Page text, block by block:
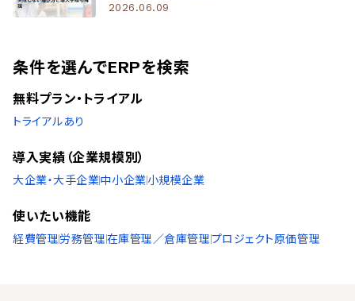
2026.06.09
条件を選んでERPを検索
無料プラン・トライアル
トライアルあり
導入実績（企業規模別）
大企業・大手企業中小企業小規模企業
使いたい機能
経費管理労務管理在庫管理／倉庫管理プロジェクト原価管理